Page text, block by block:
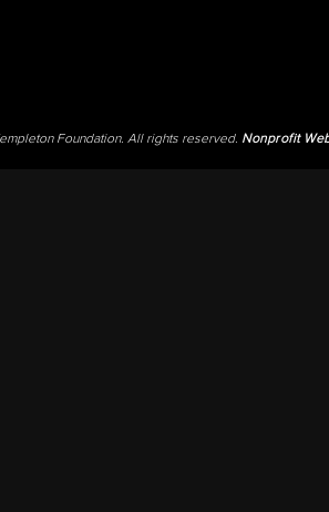
Foundation. All rights reserved. Nonprofit